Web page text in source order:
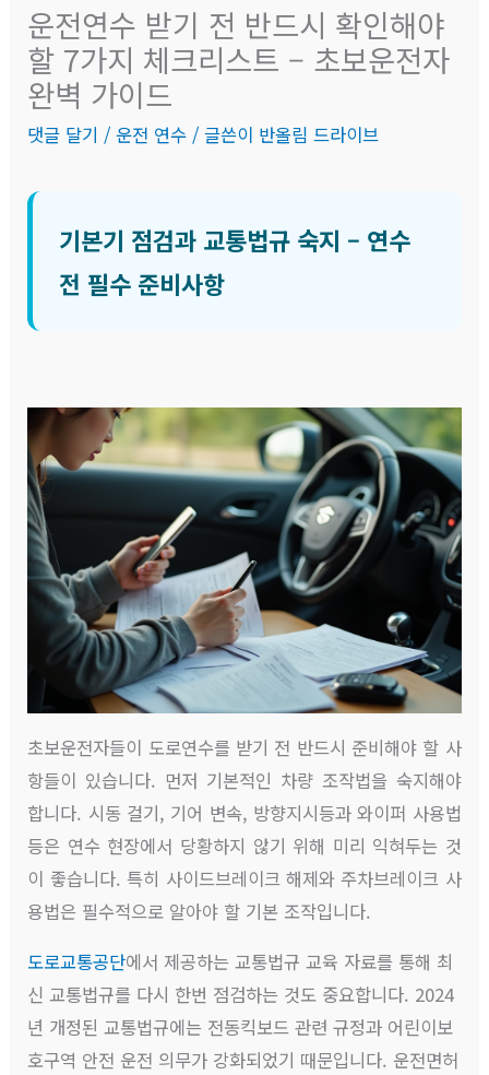
운전연수 받기 전 반드시 확인해야
할 7가지 체크리스트 – 초보운전자
완벽 가이드
댓글 달기 /운전 연수 / 글쓴이 반올림 드라이브
기본기 점검과 교통법규 숙지 – 연수
전 필수 준비사항
초보운전자들이 도로연수를 받기 전 반드시 준비해야 할 사
항들이 있습니다. 먼저 기본적인 차량 조작법을 숙지해야
합니다. 시동 걸기, 기어 변속, 방향지시등과 와이퍼 사용법
등은 연수 현장에서 당황하지 않기 위해 미리 익혀두는 것
이 좋습니다. 특히 사이드브레이크 해제와 주차브레이크 사
용법은 필수적으로 알아야 할 기본 조작입니다.
도로교통공단에서 제공하는 교통법규 교육 자료를 통해 최
신 교통법규를 다시 한번 점검하는 것도 중요합니다. 2024
년 개정된 교통법규에는 전동킥보드 관련 규정과 어린이보
호구역 안전 운전 의무가 강화되었기 때문입니다. 운전면허